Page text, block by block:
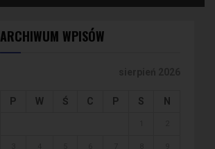
ARCHIWUM WPISÓW
P W Ś C P S N